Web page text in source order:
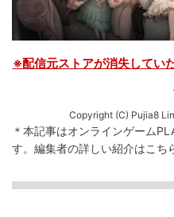
※配信元ストアが消失してい
Copyright (C) Pujia8
＊本記事はオンラインゲーム
す。 編集者の詳しい紹介はこち